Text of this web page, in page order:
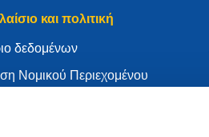
και πολιτική
δεδομένων
Νομικού Περιεχομένου